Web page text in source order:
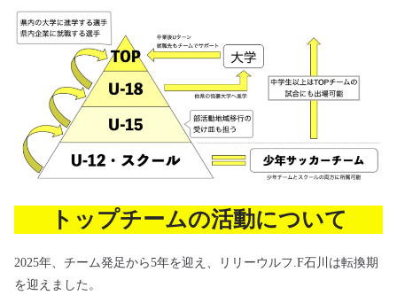
トップチームの活動について
2025年、チーム発足から5年を迎え、リリーウルフ.F石川は転換期
を迎えました。